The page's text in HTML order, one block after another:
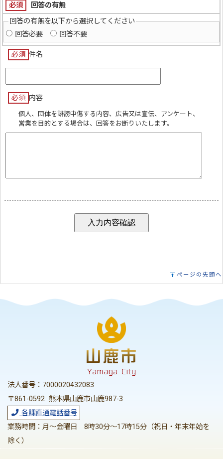
必須
回答の有無
回答の有無を以下から選択してください
回答必要
回答不要
必須 件名
必須 内容
個人、団体を誹謗中傷する内容、広告又は宣伝、アンケート、
営業を目的とする場合は、回答をお断りいたします。
ページの先頭へ
法人番号：7000020432083
〒861-0592 熊本県山鹿市山鹿987-3
各課直通電話番号
業務時間：月～金曜日 8時30分～17時15分（祝日・年末年始を
除く）